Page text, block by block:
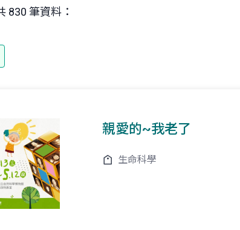
830 筆資料：
親愛的~我老了
生命科學